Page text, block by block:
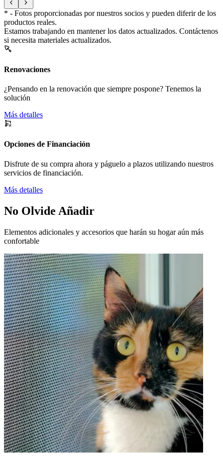
* - Fotos proporcionadas por nuestros socios y pueden diferir de los
productos reales.
Estamos trabajando en mantener los datos actualizados. Contáctenos
si necesita materiales actualizados.
Renovaciones
¿Pensando en la renovación que siempre pospone? Tenemos la
solución
Más detalles
Opciones de Financiación
Disfrute de su compra ahora y páguelo a plazos utilizando nuestros
servicios de financiación.
Más detalles
No Olvide Añadir
Elementos adicionales y accesorios que harán su hogar aún más
confortable